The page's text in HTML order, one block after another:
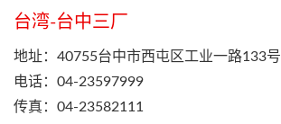
台湾-台中三厂
地址：40755台中市西屯区工业一路133号
电话：04-23597999
传真：04-23582111